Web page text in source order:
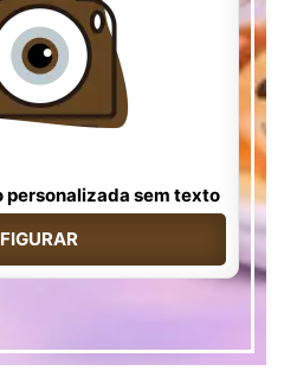
personalizada sem texto